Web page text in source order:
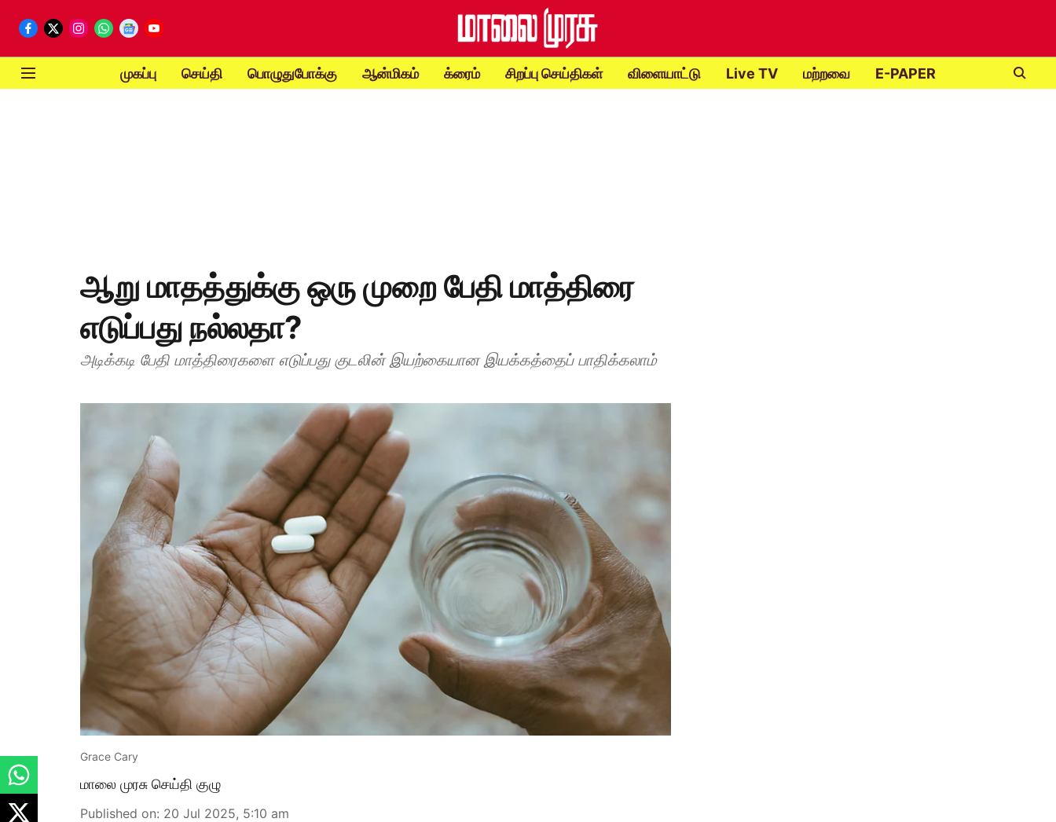
முகப்பு செய்தி பொழுதுபோக்கு ஆன்மிகம் க்ரைம் சிறப்பு செய்திகள் விளையாட்டு Live TV மற்றவை E-PAPER
ஆறு மாதத்துக்கு ஒரு முறை பேதி மாத்திரை
எடுப்பது நல்லதா?
அடிக்கடி பேதி மாத்திரைகளை எடுப்பது குடலின் இயற்கையான இயக்கத்தைப் பாதிக்கலாம்
Grace Cary
மாலை முரசு செய்தி குழு
Published on: 20 Jul 2025, 5:10 am